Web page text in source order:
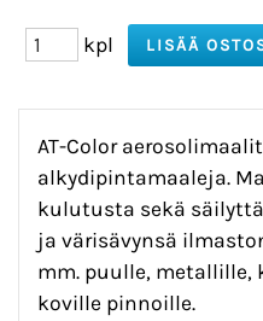
kpl
AT-Color
alkydipintamaaleja.
kulutusta sekä
ja värisävynsä
mm. puulle, metallille,
koville pinnoille.